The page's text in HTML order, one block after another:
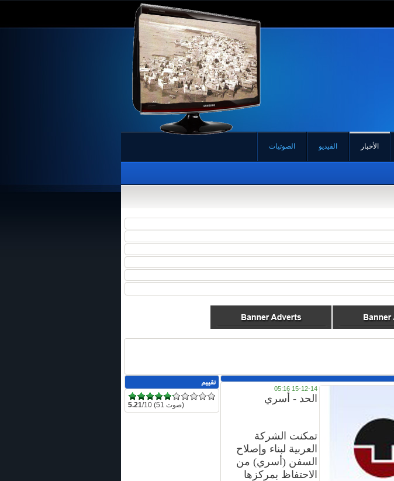
الأخبار الفيديو الصوتيات
15-12-14 05:16
الحد - أسري
تمكنت الشركة
العربية لبناء وإصلاح
السفن (أسري) من
الاحتفاظ بمركزها
تقييم
5.21 /10 (51 صوت)